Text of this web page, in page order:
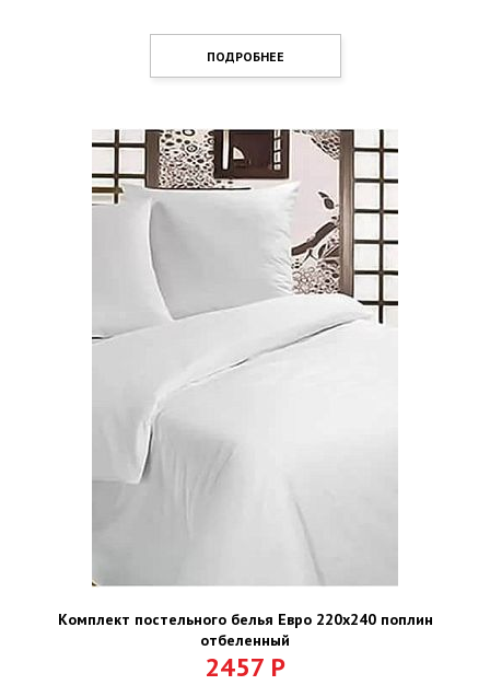
ПОДРОБНЕЕ
Комплект постельного белья Евро 220х240 поплин
отбеленный
2457 Р